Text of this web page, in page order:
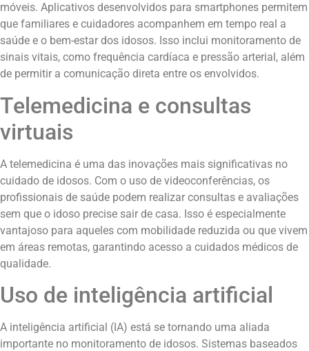
móveis. Aplicativos desenvolvidos para smartphones permitem
que familiares e cuidadores acompanhem em tempo real a
saúde e o bem-estar dos idosos. Isso inclui monitoramento de
sinais vitais, como frequência cardíaca e pressão arterial, além
de permitir a comunicação direta entre os envolvidos.
Telemedicina e consultas
virtuais
A telemedicina é uma das inovações mais significativas no
cuidado de idosos. Com o uso de videoconferências, os
profissionais de saúde podem realizar consultas e avaliações
sem que o idoso precise sair de casa. Isso é especialmente
vantajoso para aqueles com mobilidade reduzida ou que vivem
em áreas remotas, garantindo acesso a cuidados médicos de
qualidade.
Uso de inteligência artificial
A inteligência artificial (IA) está se tornando uma aliada
importante no monitoramento de idosos. Sistemas baseados